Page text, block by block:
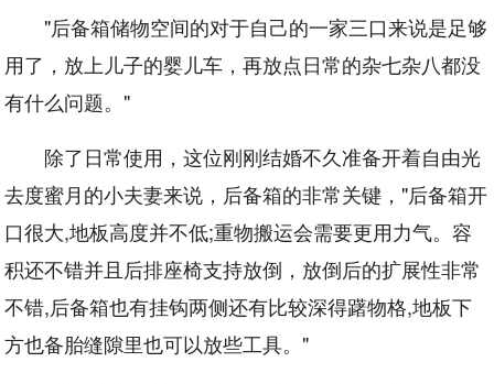
"后备箱储物空间的对于自己的一家三口来说是足够
用了，放上儿子的婴儿车，再放点日常的杂七杂八都没
有什么问题。"
除了日常使用，这位刚刚结婚不久准备开着自由光
去度蜜月的小夫妻来说，后备箱的非常关键，"后备箱开
口很大,地板高度并不低;重物搬运会需要更用力气。容
积还不错并且后排座椅支持放倒，放倒后的扩展性非常
不错,后备箱也有挂钩两侧还有比较深得躇物格,地板下
方也备胎缝隙里也可以放些工具。"